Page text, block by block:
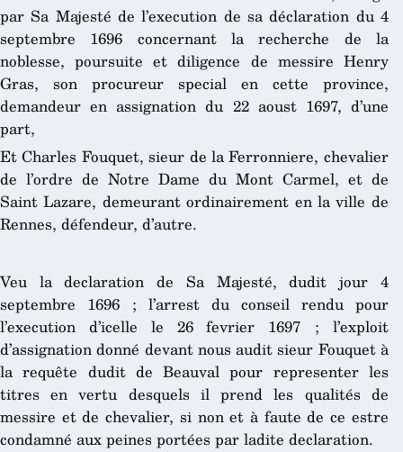
par Sa Majesté de l’execution de sa déclaration du 4
septembre 1696 concernant la recherche de la
noblesse, poursuite et diligence de messire Henry
Gras, son procureur special en cette province,
demandeur en assignation du 22 aoust 1697, d’une
part,
Et Charles Fouquet, sieur de la Ferronniere, chevalier
de l’ordre de Notre Dame du Mont Carmel, et de
Saint Lazare, demeurant ordinairement en la ville de
Rennes, défendeur, d’autre.
Veu la declaration de Sa Majesté, dudit jour 4
septembre 1696 ; l’arrest du conseil rendu pour
l’execution d’icelle le 26 fevrier 1697 ; l’exploit
d’assignation donné devant nous audit sieur Fouquet à
la requête dudit de Beauval pour representer les
titres en vertu desquels il prend les qualités de
messire et de chevalier, si non et à faute de ce estre
condamné aux peines portées par ladite declaration.